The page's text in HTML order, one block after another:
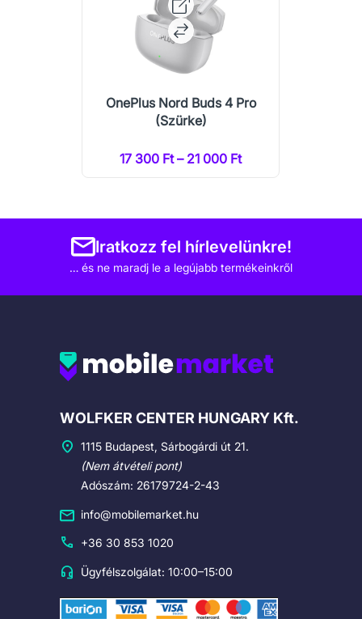
OnePlus Nord Buds 4 Pro
(Szürke)
17 300 Ft – 21 000 Ft
Iratkozz fel hírlevelünkre!
… és ne maradj le a legújabb termékeinkről
Cégadatok
WOLFKER CENTER HUNGARY Kft.
1115 Budapest, Sárbogárdi út 21.
(Nem átvételi pont)
Adószám: 26179724-2-43
info@mobilemarket.hu
+36 30 853 1020
Ügyfélszolgálat: 10:00–15:00